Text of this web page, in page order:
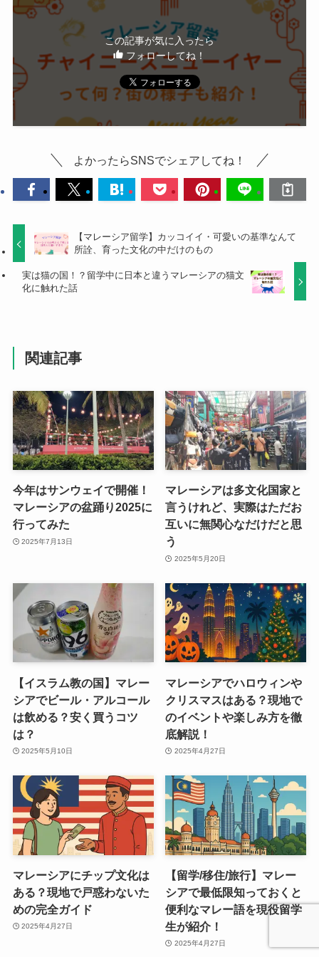
この記事が気に入ったら
フォローしてね！
よかったらSNSでシェアしてね！
【マレーシア留学】カッコイイ・可愛いの基準なんて
所詮、育った文化の中だけのもの
実は猫の国！？留学中に日本と違うマレーシアの猫文
化に触れた話
関連記事
今年はサンウェイで開催！
マレーシアの盆踊り2025に
行ってみた
2025年7月13日
マレーシアは多文化国家と
言うけれど、実際はただお
互いに無関心なだけだと思
う
2025年5月20日
【イスラム教の国】マレー
シアでビール・アルコール
は飲める？安く買うコツ
は？
2025年5月10日
マレーシアでハロウィンや
クリスマスはある？現地で
のイベントや楽しみ方を徹
底解説！
2025年4月27日
マレーシアにチップ文化は
ある？現地で戸惑わないた
めの完全ガイド
2025年4月27日
【留学/移住/旅行】マレー
シアで最低限知っておくと
便利なマレー語を現役留学
生が紹介！
2025年4月27日